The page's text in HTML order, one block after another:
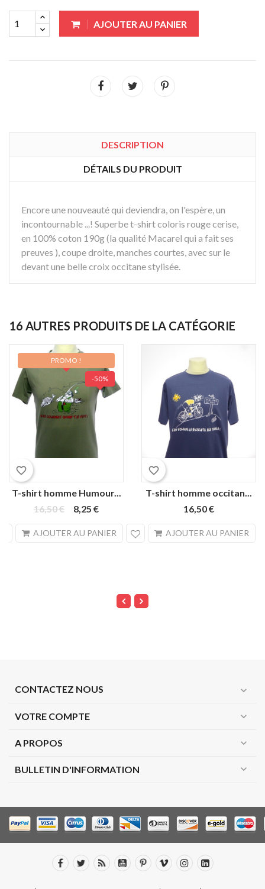
AJOUTER AU PANIER
DESCRIPTION
DÉTAILS DU PRODUIT
Encore une nouveauté qui deviendra, on l'espère, un
incontournable ...! Superbe t-shirt coloris rouge cerise,
en 100% coton 190g (la qualité Macarel qui a fait ses
preuves ), coupe droite, manches courtes, avec sur le
devant une belle croix occitane stylisée.
16 AUTRES PRODUITS DE LA CATÉGORIE
favorite_border
T-shirt homme Humour...
16,50 €
8,25 €
AJOUTER AU PANIER search
PROMO !
-50%
favorite_border
T-shirt homme occitan...
16,50 €
AJOUTER AU PANIER
CONTACTEZ NOUS expand_more
VOTRE COMPTE expand_more
A PROPOS expand_more
BULLETIN D'INFORMATION expand_more